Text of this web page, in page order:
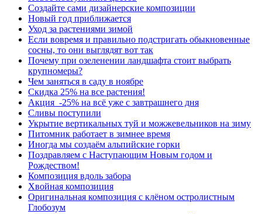
Создайте сами дизайнерские композиции
Новый год приближается
Уход за растениями зимой
Если вовремя и правильно подстригать обыкновенные
сосны, то они выглядят вот так
Почему при озеленении ландшафта стоит выбрать
крупномеры?
Чем заняться в саду в ноябре
Скидка 25% на все растения!
Акция -25% на всё уже с завтрашнего дня
Сливы поступили
Укрытие вертикальных туй и можжевельников на зиму
Питомник работает в зимнее время
Иногда мы создаём альпийские горки
Поздравляем с Наступающим Новым годом и
Рождеством!
Композиция вдоль забора
Хвойная композиция
Оригинальная композиция с клёном остролистным
Глобозум